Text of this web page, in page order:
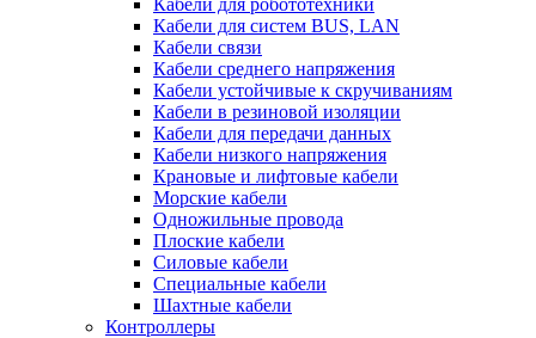
Кабели для робототехники
Кабели для систем BUS, LAN
Кабели связи
Кабели среднего напряжения
Кабели устойчивые к скручиваниям
Кабели в резиновой изоляции
Кабели для передачи данных
Кабели низкого напряжения
Крановые и лифтовые кабели
Морские кабели
Одножильные провода
Плоские кабели
Силовые кабели
Специальные кабели
Шахтные кабели
Контроллеры